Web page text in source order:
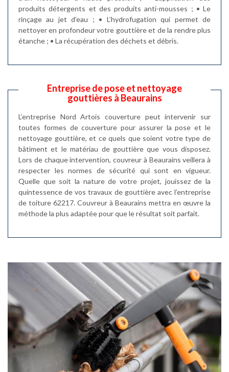
produits détergents et des produits anti-mousses ; • Le
rinçage au jet d’eau ; • L’hydrofugation qui permet de
nettoyer en profondeur votre gouttière et de la rendre plus
étanche ; • La récupération des déchets et débris.
Entreprise de pose et nettoyage
gouttières à Beaurains
L’entreprise Nord Artois couverture peut intervenir sur
toutes formes de couverture pour assurer la pose et le
nettoyage gouttière, et ce quels que soient votre type de
bâtiment et le matériau de gouttière que vous disposez.
Lors de chaque intervention, couvreur à Beaurains veillera à
respecter les normes de sécurité qui sont en vigueur.
Quelle que soit la nature de votre projet, jouissez de la
quintessence de vos travaux de gouttière avec l’entreprise
de toiture 62217. Couvreur à Beaurains mettra en œuvre la
méthode la plus adaptée pour que le résultat soit parfait.